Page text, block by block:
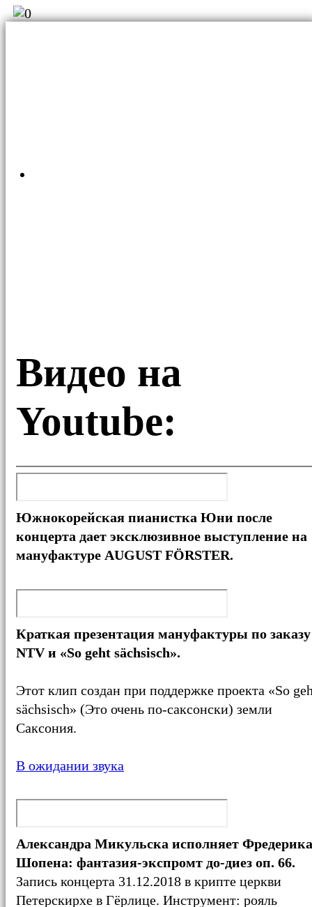
Видео на
Youtube:
Южнокорейская пианистка Юни после
концерта дает эксклюзивное выступление на
мануфактуре AUGUST FÖRSTER.
Краткая презентация мануфактуры по заказу
NTV и «So geht sächsisch».‎
Этот клип создан при поддержке проекта «So
sächsisch» (Это очень по-саксонски) земли
Саксония.
В ожидании звука
Александра Микульска исполняет Фредерика
Шопена: фантазия-экспромт до-диез оп. 66.
Запись концерта 31.12.2018 в крипте церкви
Петерскирхе в Гёрлице. Инструмент: рояль